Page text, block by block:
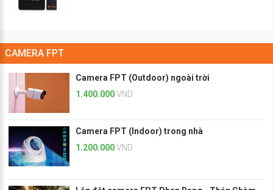
CAMERA FPT
Camera FPT (Outdoor) ngoài trời
1.400.000VND
Camera FPT (Indoor) trong nhà
1.200.000VND